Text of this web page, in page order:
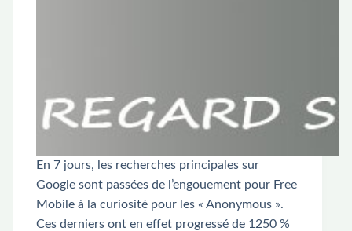
En 7 jours, les recherches principales sur
Google sont passées de l’engouement pour Free
Mobile à la curiosité pour les « Anonymous ».
Ces derniers ont en effet progressé de 1250 %